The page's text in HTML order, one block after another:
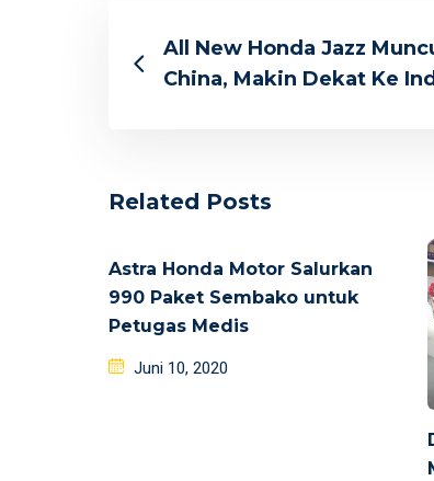
All New Honda Jazz
China, Makin Dekat Ke
Related Posts
Astra Honda Motor Salurkan
990 Paket Sembako untuk
Petugas Medis
Posted
Juni 10, 2020